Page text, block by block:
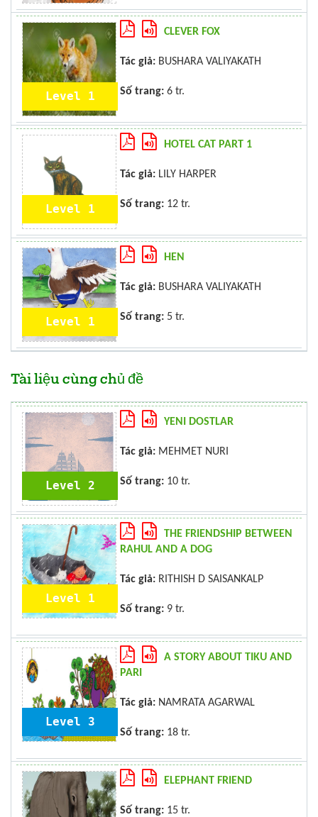
Level 1
CLEVER FOX
Tác giả: BUSHARA VALIYAKATH
Số trang: 6 tr.
Level 1
HOTEL CAT PART 1
Tác giả: LILY HARPER
Số trang: 12 tr.
Level 1
HEN
Tác giả: BUSHARA VALIYAKATH
Số trang: 5 tr.
Tài liệu cùng chủ đề
Level 2
YENI DOSTLAR
Tác giả: MEHMET NURI
Số trang: 10 tr.
Level 1
THE FRIENDSHIP BETWEEN
RAHUL AND A DOG
Tác giả: RITHISH D SAISANKALP
Số trang: 9 tr.
Level 3
A STORY ABOUT TIKU AND
PARI
Tác giả: NAMRATA AGARWAL
Số trang: 18 tr.
ELEPHANT FRIEND
Số trang: 15 tr.